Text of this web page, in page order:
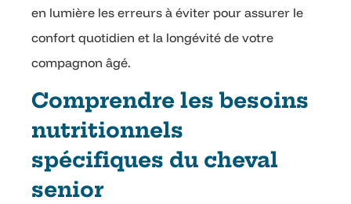
en lumière les erreurs à éviter pour assurer le
confort quotidien et la longévité de votre
compagnon âgé.
Comprendre les besoins
nutritionnels
spécifiques du cheval
senior